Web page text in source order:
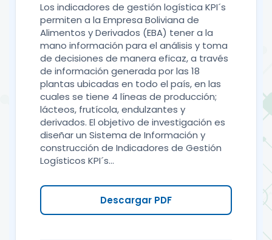
Los indicadores de gestión logística KPI´s
permiten a la Empresa Boliviana de
Alimentos y Derivados (EBA) tener a la
mano información para el análisis y toma
de decisiones de manera eficaz, a través
de información generada por las 18
plantas ubicadas en todo el país, en las
cuales se tiene 4 líneas de producción;
lácteos, frutícola, endulzantes y
derivados. El objetivo de investigación es
diseñar un Sistema de Información y
construcción de Indicadores de Gestión
Logísticos KPI´s...
Descargar PDF